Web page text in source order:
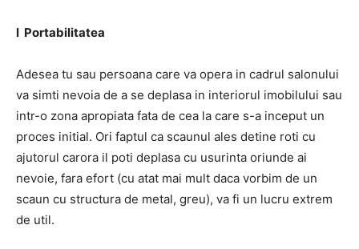
l Portabilitatea
Adesea tu sau persoana care va opera in cadrul salonului
va simti nevoia de a se deplasa in interiorul imobilului sau
intr-o zona apropiata fata de cea la care s-a inceput un
proces initial. Ori faptul ca scaunul ales detine roti cu
ajutorul carora il poti deplasa cu usurinta oriunde ai
nevoie, fara efort (cu atat mai mult daca vorbim de un
scaun cu structura de metal, greu), va fi un lucru extrem
de util.